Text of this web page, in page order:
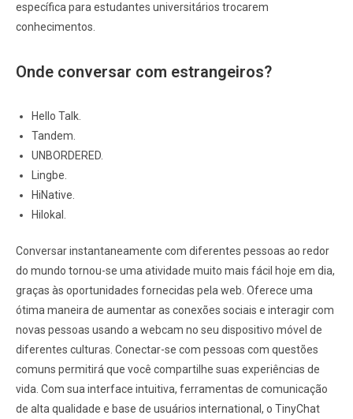
específica para estudantes universitários trocarem
conhecimentos.
Onde conversar com estrangeiros?
Hello Talk.
Tandem.
UNBORDERED.
Lingbe.
HiNative.
Hilokal.
Conversar instantaneamente com diferentes pessoas ao redor
do mundo tornou-se uma atividade muito mais fácil hoje em dia,
graças às oportunidades fornecidas pela web. Oferece uma
ótima maneira de aumentar as conexões sociais e interagir com
novas pessoas usando a webcam no seu dispositivo móvel de
diferentes culturas. Conectar-se com pessoas com questões
comuns permitirá que você compartilhe suas experiências de
vida. Com sua interface intuitiva, ferramentas de comunicação
de alta qualidade e base de usuários international, o TinyChat